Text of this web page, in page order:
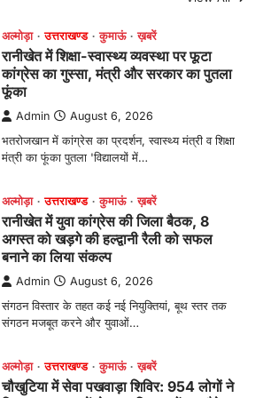
अल्मोड़ा उत्तराखण्ड कुमाऊं ख़बरें
रानीखेत में युवा कांग्रेस की जिला बैठक, 8
अगस्त को खड़गे की हल्द्वानी रैली को सफल
बनाने का लिया संकल्प
Admin August 6, 2026
संगठन विस्तार के तहत कई नई नियुक्तियां, बूथ स्तर तक
संगठन मजबूत करने और युवाओं…
अल्मोड़ा उत्तराखण्ड कुमाऊं ख़बरें
चौखुटिया में सेवा पखवाड़ा शिविर: 954 लोगों ने
लिया लाभ, 191 में से 182 शिकायतों का मौके
पर हुआ निस्तारण
Admin August 5, 2026
तड़ागताल में आयोजित सेवा पखवाड़ा शिविर में 954 लोगों
ने किया प्रतिभाग जिलाधिकारी अंशुल सिंह…
अल्मोड़ा उत्तराखण्ड कुमाऊं ख़बरें
मानिला देवी मंदिर में श्रीमद्भागवत कथा के चतुर्थ